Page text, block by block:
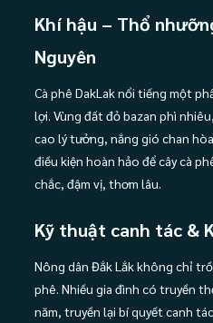
Khí hậu – Thổ
Nguyên
Cà phê DakLak nổi tiếng một
lợi. Vùng đất đỏ bazan phì
cao lý tưởng, nắng gió chan
điều kiện hoàn hảo để cây cà
chắc, đậm vị, thơm lâu.
Kỹ thuật canh tác &
Nông dân Đắk Lắk không chỉ
phê. Nhiều gia đình có truyền
năm, truyền lại bí quyết canh